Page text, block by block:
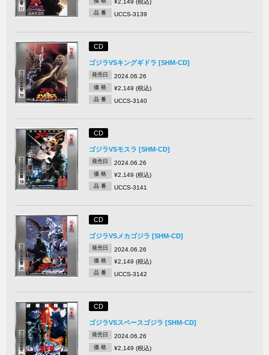
¥2,149 (税込)
品 番 UCCS-3139
CD
ゴジラVSキングギドラ [SHM-CD]
発売日 2024.06.26
価 格 ¥2,149 (税込)
品 番 UCCS-3140
CD
ゴジラVSモスラ [SHM-CD]
発売日 2024.06.26
価 格 ¥2,149 (税込)
品 番 UCCS-3141
CD
ゴジラVSメカゴジラ [SHM-CD]
発売日 2024.06.26
価 格 ¥2,149 (税込)
品 番 UCCS-3142
CD
ゴジラVSスペースゴジラ [SHM-CD]
発売日 2024.06.26
価 格 ¥2,149 (税込)